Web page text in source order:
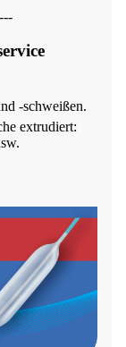
-schweißen.
extrudiert: